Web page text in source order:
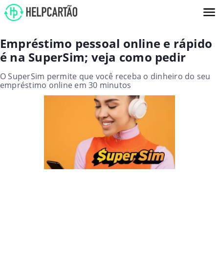
Empréstimo pessoal online e rápido
é na SuperSim; veja como pedir
O SuperSim permite que você receba o dinheiro do seu
empréstimo online em 30 minutos